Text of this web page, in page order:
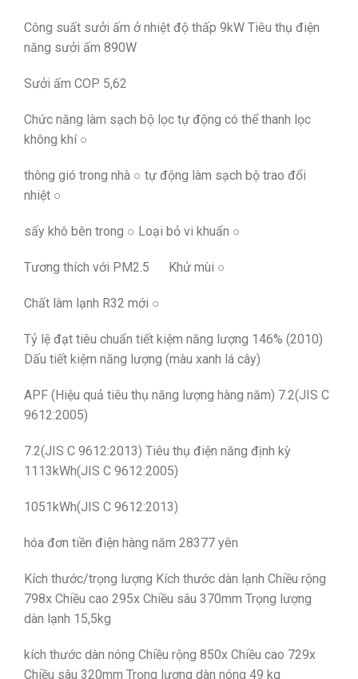
Công suất sưởi ấm ở nhiệt độ thấp 9kW Tiêu thụ điện
năng sưởi ấm 890W
Sưởi ấm COP 5,62
Chức năng làm sạch bộ lọc tự động có thể thanh lọc
không khí ○
thông gió trong nhà ○ tự động làm sạch bộ trao đổi
nhiệt ○
sấy khô bên trong ○ Loại bỏ vi khuẩn ○
Tương thích với PM2.5 Khử mùi ○
Chất làm lạnh R32 mới ○
Tỷ lệ đạt tiêu chuẩn tiết kiệm năng lượng 146% (2010)
Dấu tiết kiệm năng lượng (màu xanh lá cây)
APF (Hiệu quả tiêu thụ năng lượng hàng năm) 7.2(JIS C
9612:2005)
7.2(JIS C 9612:2013) Tiêu thụ điện năng định kỳ
1113kWh(JIS C 9612:2005)
1051kWh(JIS C 9612:2013)
hóa đơn tiền điện hàng năm 28377 yên
Kích thước/trọng lượng Kích thước dàn lạnh Chiều rộng
798x Chiều cao 295x Chiều sâu 370mm Trọng lượng
dàn lạnh 15,5kg
kích thước dàn nóng Chiều rộng 850x Chiều cao 729x
Chiều sâu 320mm Trọng lượng dàn nóng 49 kg